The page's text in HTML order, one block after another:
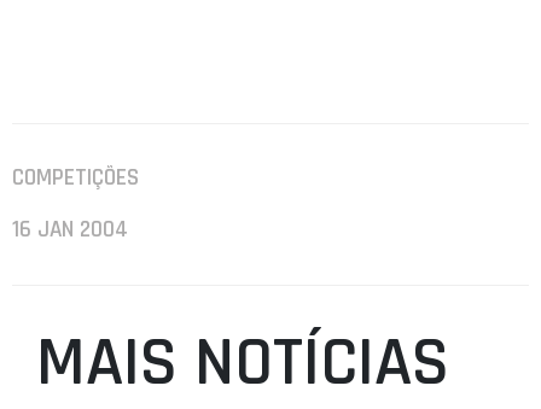
COMPETIÇÕES
16 JAN 2004
MAIS NOTÍCIAS